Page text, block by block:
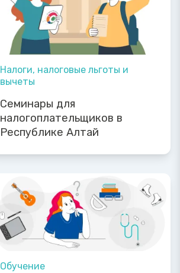
Налоги, налоговые льготы и
вычеты
Семинары для
налогоплательщиков в
Республике Алтай
Обучение